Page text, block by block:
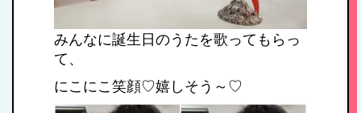
みんなに誕生日のうたを歌ってもらっ
て、
にこにこ笑顔♡嬉しそう～♡